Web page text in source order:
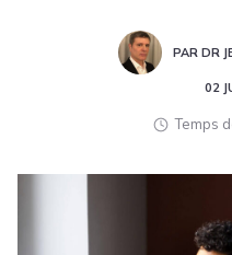
PAR DR
02
Temps